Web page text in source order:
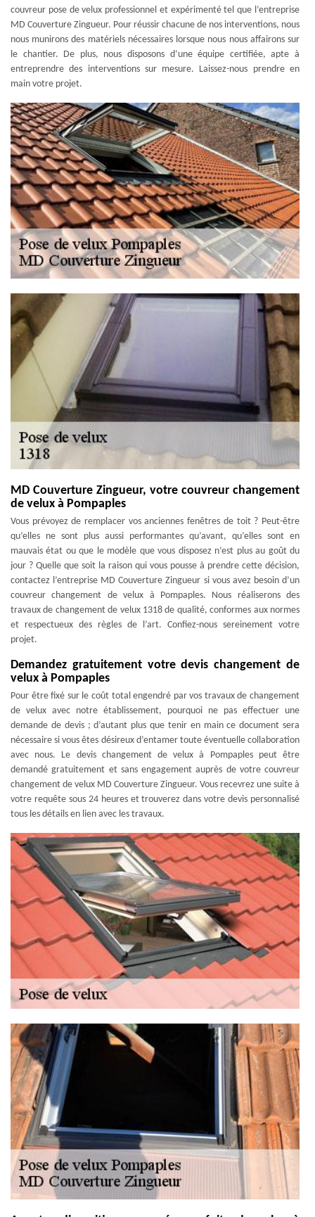
couvreur pose de velux professionnel et expérimenté tel que l’entreprise
MD Couverture Zingueur. Pour réussir chacune de nos interventions, nous
nous munirons des matériels nécessaires lorsque nous nous affairons sur
le chantier. De plus, nous disposons d’une équipe certifiée, apte à
entreprendre des interventions sur mesure. Laissez-nous prendre en
main votre projet.
MD Couverture Zingueur, votre couvreur changement
de velux à Pompaples
Vous prévoyez de remplacer vos anciennes fenêtres de toit ? Peut-être
qu’elles ne sont plus aussi performantes qu’avant, qu’elles sont en
mauvais état ou que le modèle que vous disposez n’est plus au goût du
jour ? Quelle que soit la raison qui vous pousse à prendre cette décision,
contactez l’entreprise MD Couverture Zingueur si vous avez besoin d’un
couvreur changement de velux à Pompaples. Nous réaliserons des
travaux de changement de velux 1318 de qualité, conformes aux normes
et respectueux des règles de l’art. Confiez-nous sereinement votre
projet.
Demandez gratuitement votre devis changement de
velux à Pompaples
Pour être fixé sur le coût total engendré par vos travaux de changement
de velux avec notre établissement, pourquoi ne pas effectuer une
demande de devis ; d’autant plus que tenir en main ce document sera
nécessaire si vous êtes désireux d’entamer toute éventuelle collaboration
avec nous. Le devis changement de velux à Pompaples peut être
demandé gratuitement et sans engagement auprès de votre couvreur
changement de velux MD Couverture Zingueur. Vous recevrez une suite à
votre requête sous 24 heures et trouverez dans votre devis personnalisé
tous les détails en lien avec les travaux.